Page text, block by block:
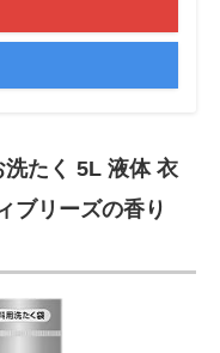
たく 5L 液体 衣
ブリーズの香り